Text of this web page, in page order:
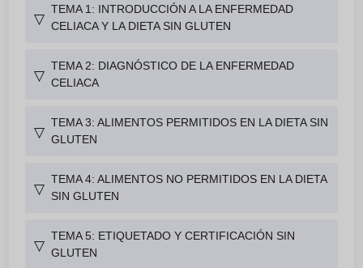
▽
TEMA 1: INTRODUCCIÓN A LA ENFERMEDAD
CELIACA Y LA DIETA SIN GLUTEN
▽
TEMA 2: DIAGNÓSTICO DE LA ENFERMEDAD
CELIACA
▽
TEMA 3: ALIMENTOS PERMITIDOS EN LA DIETA SIN
GLUTEN
▽
TEMA 4: ALIMENTOS NO PERMITIDOS EN LA DIETA
SIN GLUTEN
▽
TEMA 5: ETIQUETADO Y CERTIFICACIÓN SIN
GLUTEN